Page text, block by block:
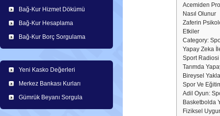
Acemiden
Nasıl Olunur
Zaferin
Etkiler
Category:
Yapay Zeka
Sport Radiosi
Tarımda
Bireysel
Spor Ve
Adil Oyun:
Basketbolda
Fiziksel
Bağ-Kur Hizmet Dökümü
Bağ-Kur Hesaplama
Bağ-Kur Borç Sorgulama
Yeni Kasko Değerleri
Merkez Bankası Kurları
Gümrük Beyanı Sorgula